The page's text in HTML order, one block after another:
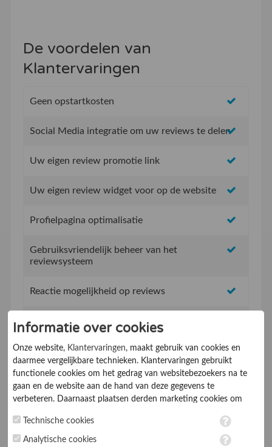
De voordelen van
Klantervaringen
Geen opstartkosten
Social Media integratie om uw reviews te delen
Uw eigen review promotie link
Uw eigen review widget voor op de website
Profielpagina optimalisatie
Gebruiksvriendelijk beheer van het
reviewsysteem
Reactie mogelijkheid op reviews
Topvermeldingen op de website
SEO vriendelijk concept, beter vindbaar in
Google
Mobiel vriendelijk systeem
Service & supportdesk
* Met een abonnementsduur vanaf 1 jaar
Informatie over cookies
Onze website, Klantervaringen, maakt gebruik van cookies en
daarmee vergelijkbare technieken. Klantervaringen gebruikt
functionele cookies om het gedrag van websitebezoekers na te
gaan en de website aan de hand van deze gegevens te
verbeteren. Daarnaast plaatsen derden marketing cookies om
marketing cookies worden persoonsgegevens verwerkt. Je geeft
toestemming voor deze verwerking wanneer je hieronder een
Technische cookies
Analytische cookies